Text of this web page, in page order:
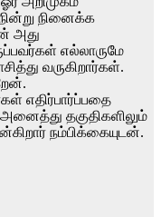
நினைக்க
அது
எல்லாருமே
வருகிறார்கள்.
எதிர்பார்ப்பதை
அனைத்து தகுதிகளிலும்
நம்பிக்கையுடன்.